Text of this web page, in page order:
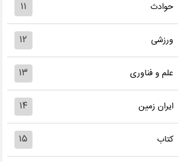
حوادث ۱۱
ورزشی ۱۲
علم و فناوری ۱۳
ایران زمین ۱۴
کتاب ۱۵